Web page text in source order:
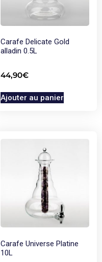
Carafe Delicate Gold
alladin 0.5L
44,90€
Ajouter au panier
Carafe Universe Platine
10L